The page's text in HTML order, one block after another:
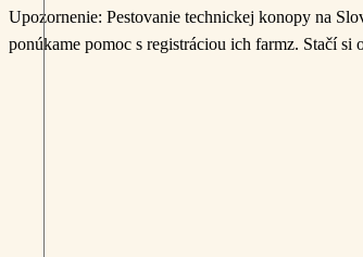
Upozornenie: Pestovanie technickej konopy na
ponúkame pomoc s registráciou ich farmz. Stačí si